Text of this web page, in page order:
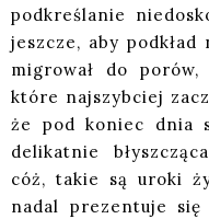
podkreślanie
jeszcze, aby
migrował do
które najszybciej
że pod koniec dnia
delikatnie
cóż, takie są uroki
nadal prezentuje